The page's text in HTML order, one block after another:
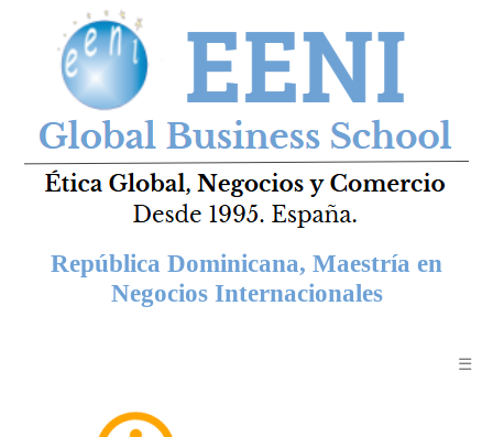
República Dominicana, Maestría en
Negocios Internacionales
☰